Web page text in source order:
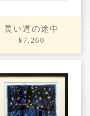
長い道の途中
¥7,260